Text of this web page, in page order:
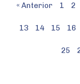
« Anterior 1 2
13 14 15 16
25